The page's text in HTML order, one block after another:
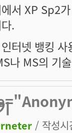
서 XP Sp2
.
터넷 뱅킹
나 MS의 기
/ 작성